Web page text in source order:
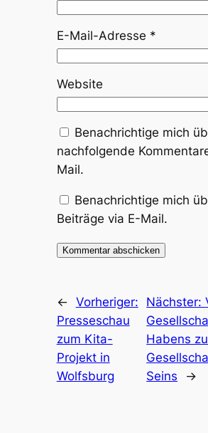
E-Mail-Adresse *
Website
Benachrichtige mich
nachfolgende
Mail.
Benachrichtige mich
Beiträge via E-Mail.
← Vorheriger:
Presseschau
zum Kita-
Projekt in
Wolfsburg
Nächster:
Habens
Seins
→